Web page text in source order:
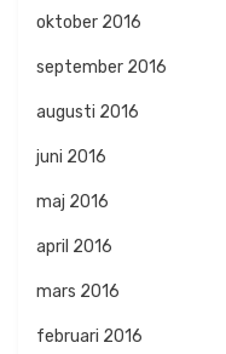
oktober 2016
september 2016
augusti 2016
juni 2016
maj 2016
april 2016
mars 2016
februari 2016